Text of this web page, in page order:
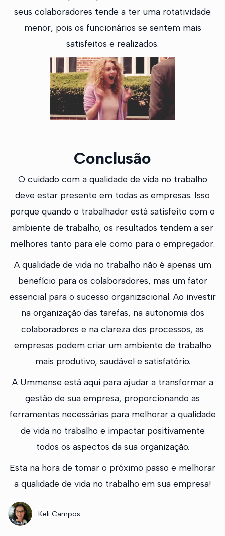
seus colaboradores tende a ter uma rotatividade
menor, pois os funcionários se sentem mais
satisfeitos e realizados.
Conclusão
O cuidado com a qualidade de vida no trabalho
deve estar presente em todas as empresas. Isso
porque quando o trabalhador está satisfeito com o
ambiente de trabalho, os resultados tendem a ser
melhores tanto para ele como para o empregador.
A qualidade de vida no trabalho não é apenas um
benefício para os colaboradores, mas um fator
essencial para o sucesso organizacional. Ao investir
na organização das tarefas, na autonomia dos
colaboradores e na clareza dos processos, as
empresas podem criar um ambiente de trabalho
mais produtivo, saudável e satisfatório.
A Ummense está aqui para ajudar a transformar a
gestão de sua empresa, proporcionando as
ferramentas necessárias para melhorar a qualidade
de vida no trabalho e impactar positivamente
todos os aspectos da sua organização.
Esta na hora de tomar o próximo passo e melhorar
a qualidade de vida no trabalho em sua empresa!
Keli Campos